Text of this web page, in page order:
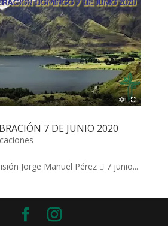
7 DE JUNIO 2020
Jorge Manuel Pérez  7 junio...